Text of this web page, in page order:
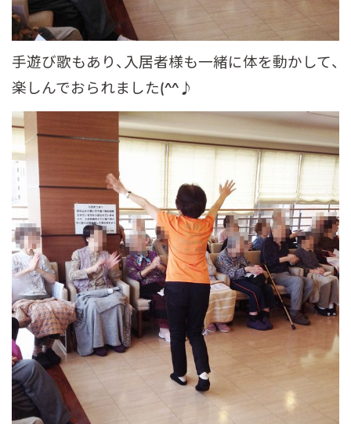
手遊び歌もあり、入居者様も一緒に体を動かして、
楽しんでおられました(^^♪